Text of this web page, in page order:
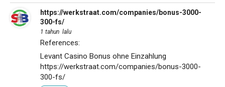
https://werkstraat.com/companies/bonus-3000-
300-fs/
1 tahun lalu
References:
Levant Casino Bonus ohne Einzahlung
https://werkstraat.com/companies/bonus-3000-
300-fs/